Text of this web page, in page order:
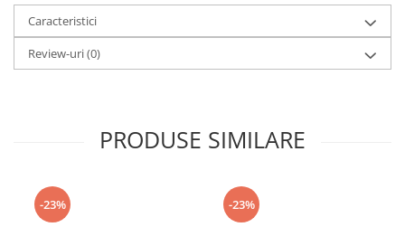
Caracteristici
Review-uri(0)
PRODUSE SIMILARE
-23% -23%